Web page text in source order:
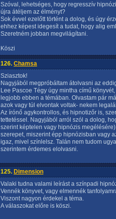
Szóval, lehetséges, hogy regresszív
újra átéljem az élményt?
Sok évvel ezelőtt történt a dolog, és úgy
ehhez képest idegesít a tudat, hogy alig
Szeretném jobban megvilágítani.
Köszi
126. Chamsa
Sziasztok!
Nagyjából megpróbáltam átolvasni az
Lee Pascoe Tégy úgy mintha című
legjobb ebben a témában. Olvastam pár
azok vagy túl elvontak voltak- nekem
Az írónő agykontrollos, és hipnotizőr is,
tettetéssel. Nagyjából arról szól a dolog,
szerint képtelen vagy hipnózis
szerepet, miszerint épp hipnózisban vagy
igaz, mivel színlelsz. Talán nem tudom
szerintem érdemes elolvasni.
125. Dimension
Valaki tudna valami leírást a színpadi
Vennék könyvet, vagy elmennék
Viszont nagyon érdekel a téma.
A válaszokat előre is köszi.